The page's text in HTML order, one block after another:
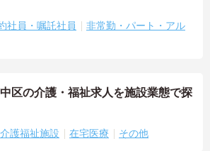
社員・嘱託社員
非常勤・パート・アル
区の介護・福祉求人を施設業態で探
介護福祉施設 在宅医療 その他